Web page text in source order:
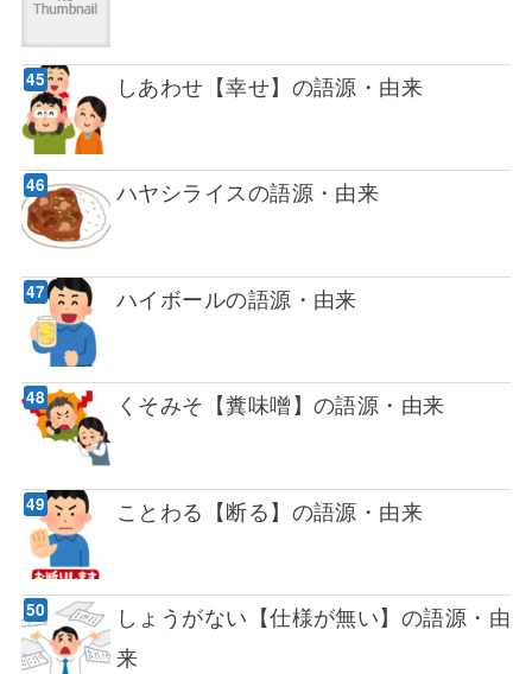
しあわせ【幸せ】の語源・由来
ハヤシライスの語源・由来
ハイボールの語源・由来
くそみそ【糞味噌】の語源・由来
ことわる【断る】の語源・由来
しょうがない【仕様が無い】の語源・由
来